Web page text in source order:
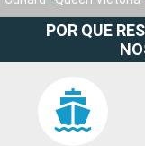
POR QUE